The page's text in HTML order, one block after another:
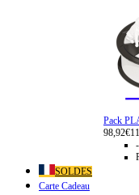
Pack
98,92€
SOLDES
Carte Cadeau